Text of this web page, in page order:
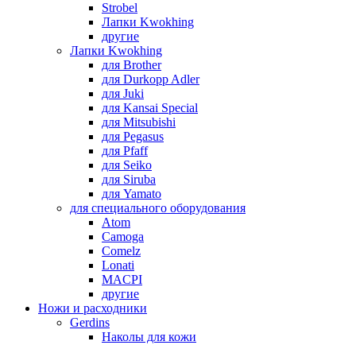
Strobel
Лапки Kwokhing
другие
Лапки Kwokhing
для Brother
для Durkopp Adler
для Juki
для Kansai Special
для Mitsubishi
для Pegasus
для Pfaff
для Seiko
для Siruba
для Yamato
для специального оборудования
Atom
Camoga
Comelz
Lonati
MACPI
другие
Ножи и расходники
Gerdins
Наколы для кожи